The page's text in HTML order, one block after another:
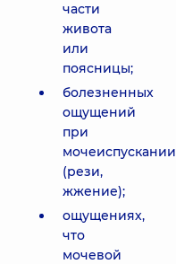
части
живота
или
поясницы;
болезненных
ощущений
при
мочеиспускании
(рези,
жжение);
ощущениях,
что
мочевой